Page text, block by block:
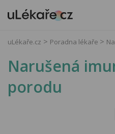
uLékaře.cz Poradna lékaře
Narušená
porodu